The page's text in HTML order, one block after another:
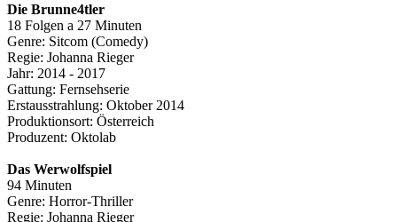
Die Brunne4tler
18 Folgen a 27 Minuten
Genre: Sitcom (Comedy)
Regie: Johanna Rieger
Jahr: 2014 - 2017
Gattung: Fernsehserie
Erstausstrahlung: Oktober 2014
Produktionsort: Österreich
Produzent: Oktolab
Das Werwolfspiel
94 Minuten
Genre: Horror-Thriller
Regie: Johanna Rieger